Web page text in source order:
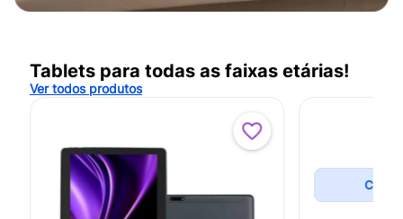
Tablets para todas as faixas etárias!
Ver todos produtos